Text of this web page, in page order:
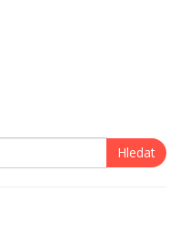
Hledat